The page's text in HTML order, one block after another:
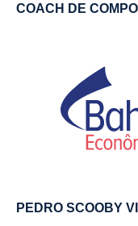
COACH DE
PEDRO SCOOBY